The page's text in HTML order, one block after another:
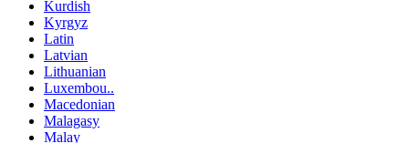
Kurdish
Kyrgyz
Latin
Latvian
Lithuanian
Luxembou..
Macedonian
Malagasy
Malay